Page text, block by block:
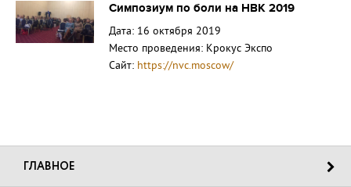
Симпозиум по боли на НВК 2019
Дата: 16 октября 2019
Место проведения: Крокус Экспо
Сайт: https://nvc.moscow/
ГЛАВНОЕ